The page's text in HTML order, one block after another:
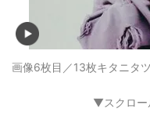
画像6枚目／13枚キタニタ
▼スクロー